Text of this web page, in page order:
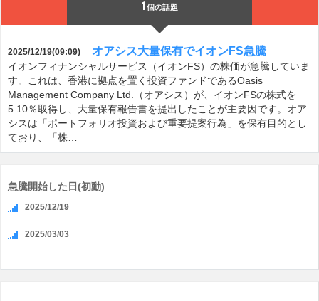
1 個の話題
2025/12/19(09:09) オアシス大量保有でイオンFS急騰
イオンフィナンシャルサービス（イオンFS）の株価が急騰していま
す。これは、香港に拠点を置く投資ファンドであるOasis
Management Company Ltd.（オアシス）が、イオンFSの株式を
5.10％取得し、大量保有報告書を提出したことが主要因です。オア
シスは「ポートフォリオ投資および重要提案行為」を保有目的とし
ており、「株…
急騰開始した日(初動)
2025/12/19
2025/03/03